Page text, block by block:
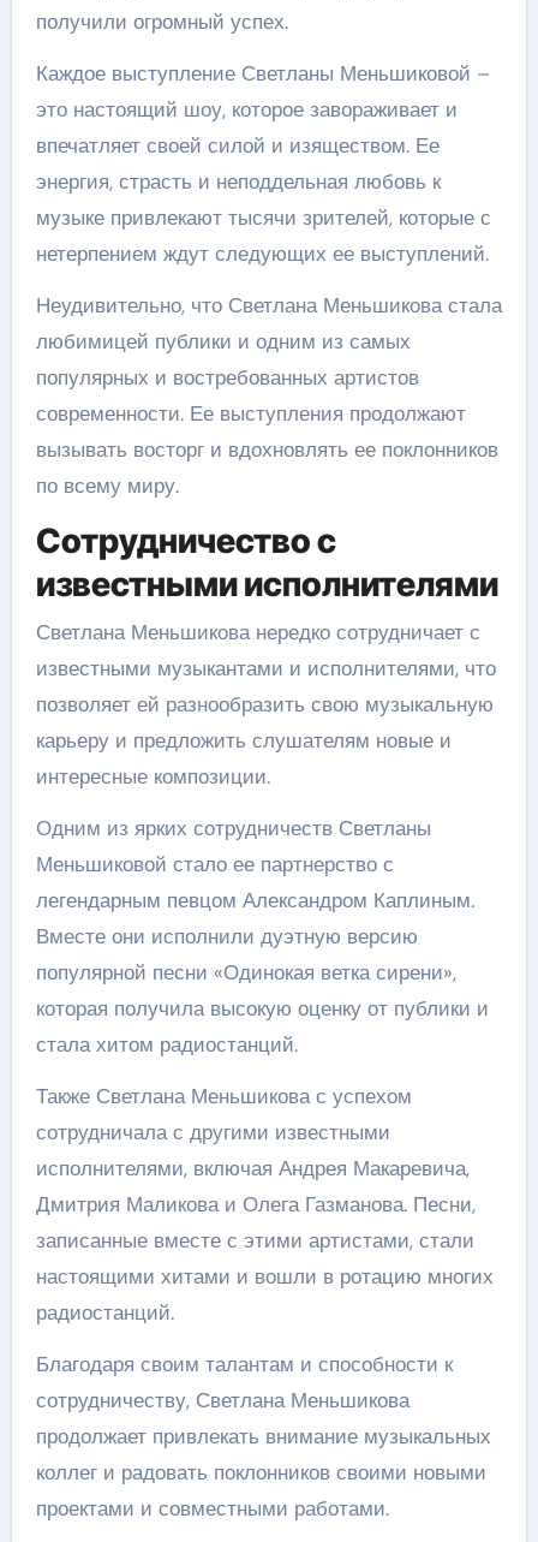
получили огромный успех.
Каждое выступление Светланы Меньшиковой –
это настоящий шоу, которое завораживает и
впечатляет своей силой и изяществом. Ее
энергия, страсть и неподдельная любовь к
музыке привлекают тысячи зрителей, которые с
нетерпением ждут следующих ее выступлений.
Неудивительно, что Светлана Меньшикова стала
любимицей публики и одним из самых
популярных и востребованных артистов
современности. Ее выступления продолжают
вызывать восторг и вдохновлять ее поклонников
по всему миру.
Сотрудничество с
известными исполнителями
Светлана Меньшикова нередко сотрудничает с
известными музыкантами и исполнителями, что
позволяет ей разнообразить свою музыкальную
карьеру и предложить слушателям новые и
интересные композиции.
Одним из ярких сотрудничеств Светланы
Меньшиковой стало ее партнерство с
легендарным певцом Александром Каплиным.
Вместе они исполнили дуэтную версию
популярной песни «Одинокая ветка сирени»,
которая получила высокую оценку от публики и
стала хитом радиостанций.
Также Светлана Меньшикова с успехом
сотрудничала с другими известными
исполнителями, включая Андрея Макаревича,
Дмитрия Маликова и Олега Газманова. Песни,
записанные вместе с этими артистами, стали
настоящими хитами и вошли в ротацию многих
радиостанций.
Благодаря своим талантам и способности к
сотрудничеству, Светлана Меньшикова
продолжает привлекать внимание музыкальных
коллег и радовать поклонников своими новыми
проектами и совместными работами.